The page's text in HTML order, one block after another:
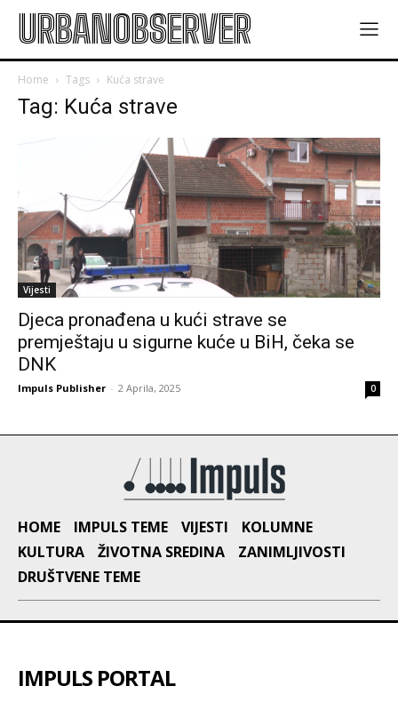
URBANOBSERVER
Home Tags Kuća strave
Tag: Kuća strave
Vijesti
Djeca pronađena u kući strave se
premještaju u sigurne kuće u BiH, čeka se
DNK
Impuls Publisher - 2 Aprila, 2025 0
HOME IMPULS TEME VIJESTI
KOLUMNE
KULTURA
ŽIVOTNA SREDINA
ZANIMLJIVOSTI
DRUŠTVENE TEME
IMPULS PORTAL